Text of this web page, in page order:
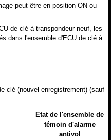
peut être en position ON ou
de clé à transpondeur neuf, les
dans l'ensemble d'ECU de clé à
clé (nouvel enregistrement) (sauf
Etat de l'ensemble de
témoin d'alarme
antivol